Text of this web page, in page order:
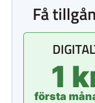
Få
1
första